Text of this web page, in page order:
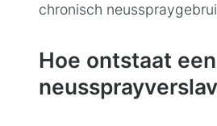
chronisch
Hoe ontstaat een